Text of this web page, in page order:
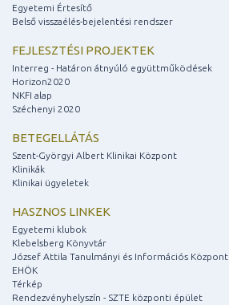
Egyetemi Értesítő
Belső visszaélés-bejelentési rendszer
FEJLESZTÉSI PROJEKTEK
Interreg - Határon átnyúló együttműködések
Horizon2020
NKFI alap
Széchenyi 2020
BETEGELLÁTÁS
Szent-Györgyi Albert Klinikai Központ
Klinikák
Klinikai ügyeletek
HASZNOS LINKEK
Egyetemi klubok
Klebelsberg Könyvtár
József Attila Tanulmányi és Információs Központ
EHÖK
Térkép
Rendezvényhelyszín - SZTE központi épület